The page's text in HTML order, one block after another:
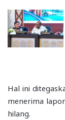
Hal ini
menerima
hilang.